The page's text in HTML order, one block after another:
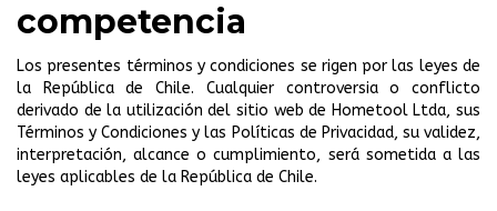
competencia
Los presentes términos y condiciones se rigen por las leyes de
la República de Chile. Cualquier controversia o conflicto
derivado de la utilización del sitio web de Hometool Ltda, sus
Términos y Condiciones y las Políticas de Privacidad, su validez,
interpretación, alcance o cumplimiento, será sometida a las
leyes aplicables de la República de Chile.